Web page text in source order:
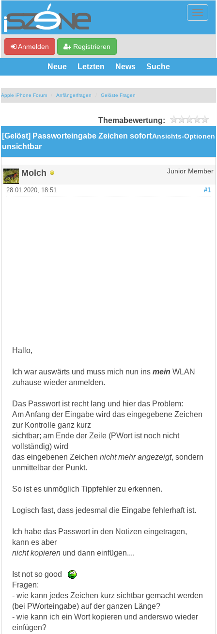
Anmelden Registrieren
Neue Letzten News Suche
Apple iPhone Forum Anfängerfragen Gelöste Fragen
Themabewertung:
Ansichts-Optionen
[Gelöst] Passworteingabe Zeichen sofort
unsichtbar
Molch Junior Member
#1
28.01.2020, 18:51
Hallo,
Ich war auswärts und muss mich nun insmeinWLAN
zuhause wieder anmelden.
Das Passwort ist recht lang und hier das Problem:
Am Anfang der Eingabe wird das eingegebene Zeichen
zur Kontrolle ganz kurz
sichtbar; am Ende der Zeile (PWort ist noch nicht
vollständig) wird
das eingebenen Zeichennicht mehr angezeigt, sondern
unmittelbar der Punkt.
So ist es unmöglich Tippfehler zu erkennen.
Logisch fast, dass jedesmal die Eingabe fehlerhaft ist.
Ich habe das Passwort in den Notizen eingetragen,
kann es aber
nicht kopieren und dann einfügen....
Ist not so good
Fragen:
- wie kann jedes Zeichen kurz sichtbar gemacht werden
(bei PWorteingabe) auf der ganzen Länge?
- wie kann ich ein Wort kopieren und anderswo wieder
einfügen?